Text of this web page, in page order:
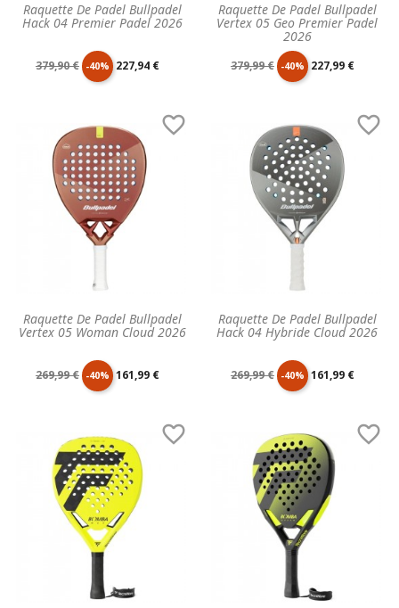
Raquette De Padel Bullpadel
Hack 04 Premier Padel 2026
Prix
base
379,90 € -40% Prix
227,94 €
Raquette De Padel Bullpadel
Vertex 05 Geo Premier Padel
2026
Prix
base
379,99 € -40% Prix
227,99 €
Raquette De Padel Bullpadel
Vertex 05 Woman Cloud 2026

Prix
base
269,99 € -40% Prix
161,99 €
Raquette De Padel Bullpadel
Hack 04 Hybride Cloud 2026

Prix
base
269,99 € -40% Prix
161,99 €
 